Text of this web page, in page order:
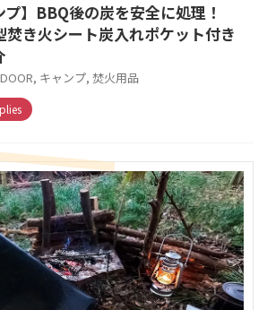
】BBQ後の炭を安全に処理！
焚き火シート炭入れポケット付き
, キャンプ, 焚火用品